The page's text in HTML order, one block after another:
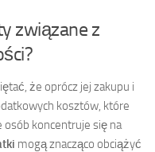
związane z
że oprócz jej zakupu i
kosztów, które
osób koncentruje się na
mogą znacząco obciążyć